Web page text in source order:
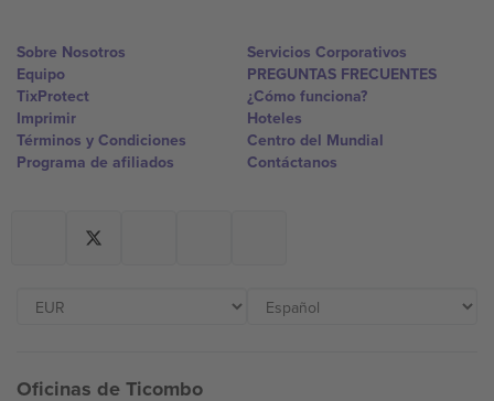
Sobre Nosotros
Equipo
TixProtect
Imprimir
Términos y Condiciones
Programa de afiliados
Servicios Corporativos
PREGUNTAS FRECUENTES
¿Cómo funciona?
Hoteles
Centro del Mundial
Contáctanos
Oficinas de Ticombo